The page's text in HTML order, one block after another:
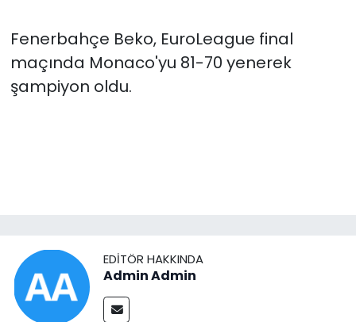
Fenerbahçe Beko, EuroLeague final
maçında Monaco'yu 81-70 yenerek
şampiyon oldu.
EDITÖR HAKKINDA
Admin Admin